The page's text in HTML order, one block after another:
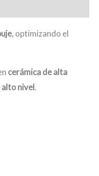
, optimizando el
cerámica de alta
nivel.